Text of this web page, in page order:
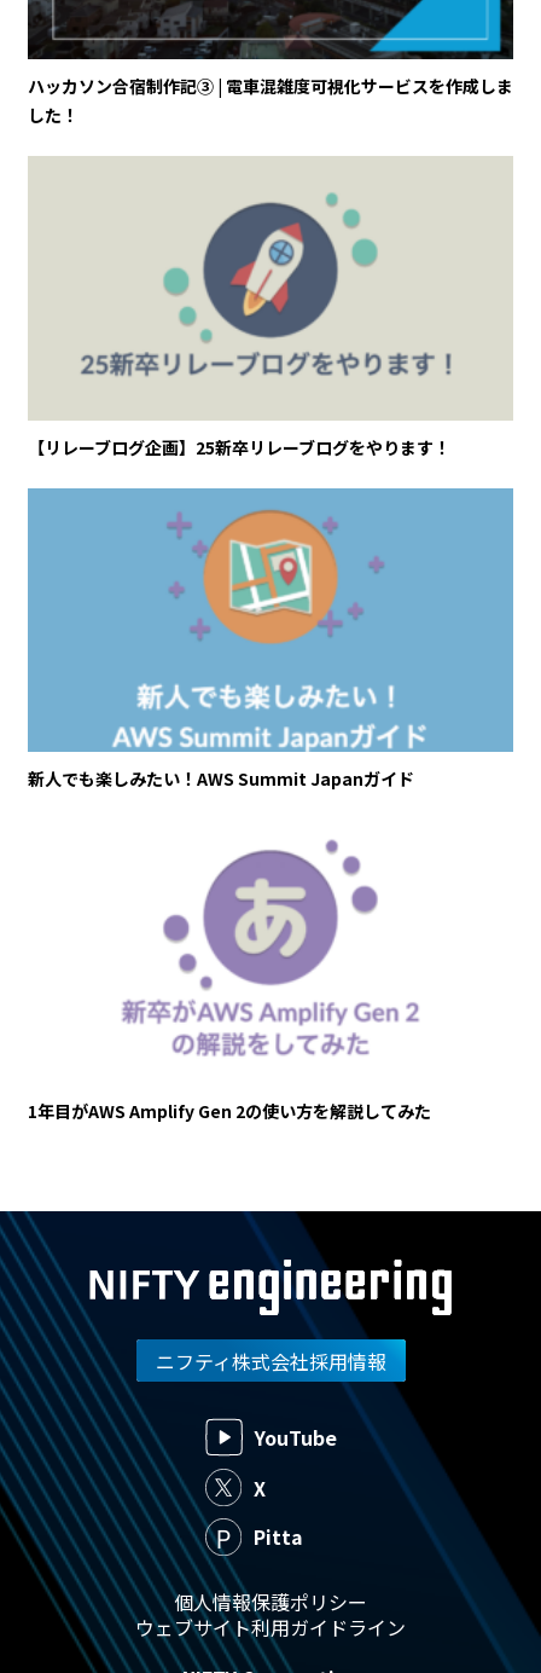
ハッカソン合宿制作記③ | 電車混雑度可視化サービスを作成しま
した！
【リレーブログ企画】25新卒リレーブログをやります！
新人でも楽しみたい！AWS Summit Japanガイド
1年目がAWS Amplify Gen 2の使い方を解説してみた
ニフティ株式会社採用情報
YouTube
X
Pitta
個人情報保護ポリシー
ウェブサイト利用ガイドライン